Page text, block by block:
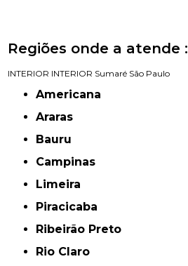
Regiões onde a atende :
INTERIOR INTERIOR Sumaré São Paulo
Americana
Araras
Bauru
Campinas
Limeira
Piracicaba
Ribeirão Preto
Rio Claro